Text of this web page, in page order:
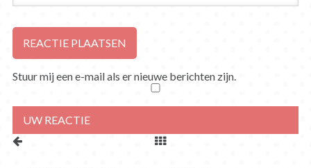
Stuur mij een e-mail als er nieuwe berichten zijn.